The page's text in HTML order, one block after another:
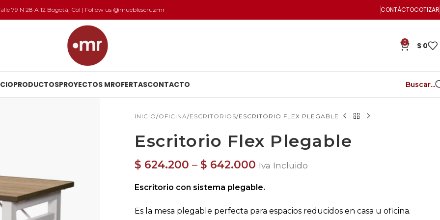
79 N 28 A 12 Bogotá, Col | Follow us @mueblescruzmr CONTÁCTOCOTIZAR
0 $ 0
PRODUCTOSPROYECTOS MROFERTASCONTACTO Buscar...
INICIO OFICINA ESCRITORIOS ESCRITORIO FLEX PLEGABLE
Escritorio Flex Plegable
$ 624.200 – $ 642.000 Iva Incluido
Escritorio con sistema plegable.
Es la mesa plegable perfecta para espacios reducidos en casa u oficina.